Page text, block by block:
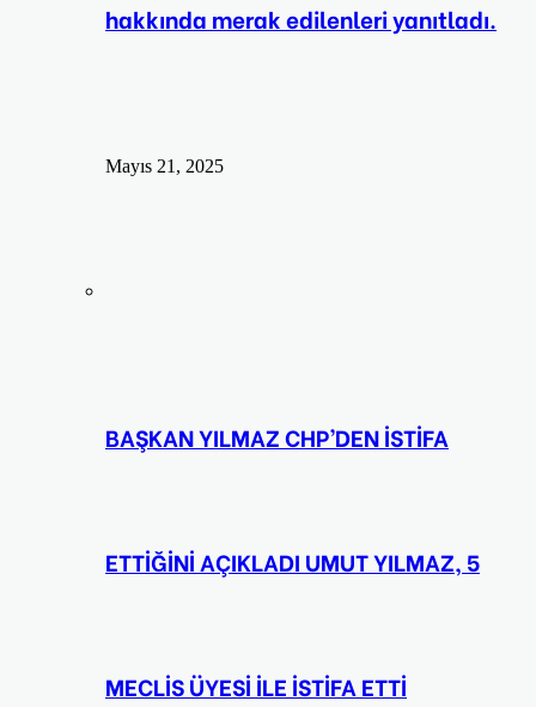
hakkında merak edilenleri yanıtladı.
Mayıs 21, 2025
BAŞKAN YILMAZ CHP’DEN İSTİFA
ETTİĞİNİ AÇIKLADI UMUT YILMAZ, 5
MECLİS ÜYESİ İLE İSTİFA ETTİ